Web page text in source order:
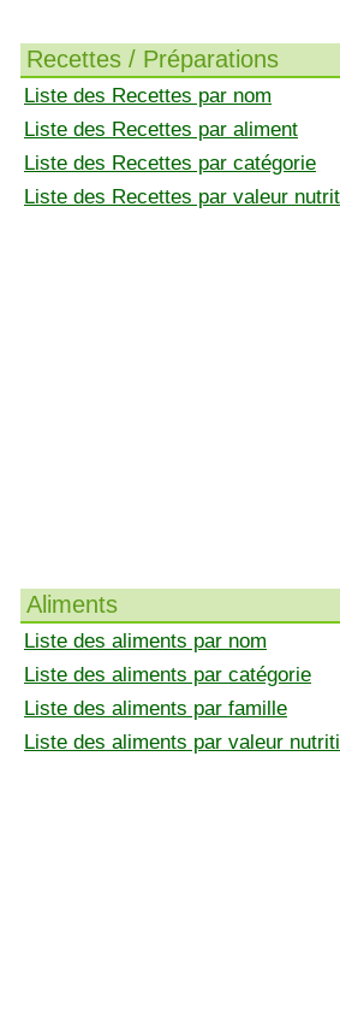
Recettes / Préparations
Liste des Recettes par nom
Liste des Recettes par aliment
Liste des Recettes par catégorie
Liste des Recettes par valeur
Aliments
Liste des aliments par nom
Liste des aliments par catégorie
Liste des aliments par famille
Liste des aliments par valeur